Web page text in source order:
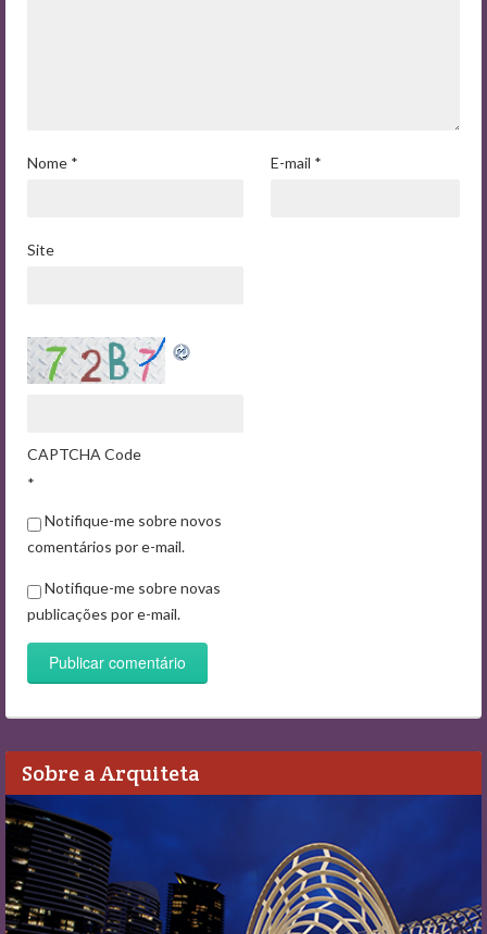
Nome * E-mail *
Site
CAPTCHA Code
*
Notifique-me sobre novos
comentários por e-mail.
Notifique-me sobre novas
publicações por e-mail.
Sobre a Arquiteta